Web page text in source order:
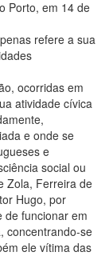
Porto, em 14 de
refere a sua
ocorridas em
atividade cívica
e onde se
e
social ou
Zola, Ferreira de
Hugo, por
de funcionar em
concentrando-se
ele vítima das